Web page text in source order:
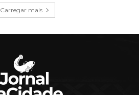
Carregar mais